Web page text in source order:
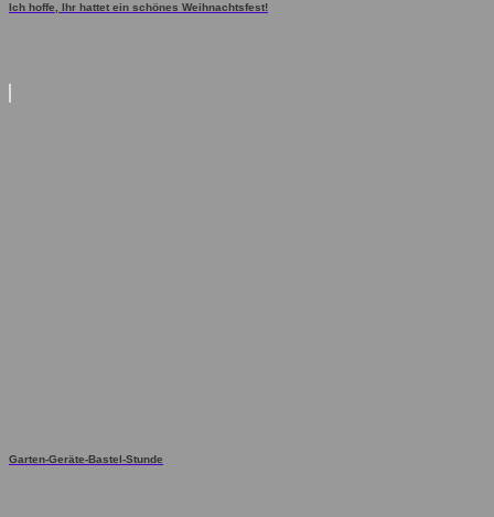
Ich hoffe, Ihr hattet ein schönes Weihnachtsfest!
Garten-Geräte-Bastel-Stunde